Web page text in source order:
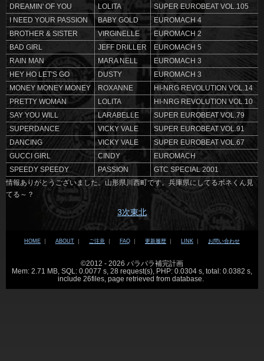
DREAMIN' OF YOU LOLITA
SUPER EUROBEAT VOL.105
I NEED YOUR PASSION
BABY GOLD
EUROMACH 4
BROTHER & SISTER
VIRGINELLE
EUROMACH 2
BAD GIRL
JEFF DRILLER
EUROMACH 5
RAIN MAN
MARA NELL
EUROMACH 3
HEY HO LET'S GO
DUSTY
EUROMACH 3
MONEY MONEY MONEY
ROXANNE
HI-NRG REVOLUTION VOL.14
PRETTY WOMAN
LOLITA
HI-NRG REVOLUTION VOL.10
SAY YOU WILL
LARABELLE
SUPER EUROBEAT VOL.79
SUPERDANCE
VICKY VALE
SUPER EUROBEAT VOL.91
DANCING
VICKY VALE
SUPER EUROBEAT VOL.67
GUCCI GIRL
CINDY
EUROMACH
SPEEDY SPEEDY
PASSION
GTC SPECIAL 2001
情報ありがとうございました。山形県川西町です。兵庫県にしてるボネくん見
てる～？
3次東北
HOME ｜ ABOUT ｜ ご注意 ｜ FAQ ｜ 更新履歴 ｜ LINK ｜ お問い合わせ
©2012 - 2026 パラパラ補完計画
Mem: 2.71 MB, SQL: 0.0077 s, 28 request(s), PHP: 0.0304 s, total: 0.0382 s,
include 26files, page retrieved from database.